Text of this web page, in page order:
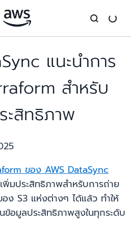
แนะนำการ
สำหรับ
ะสิทธิภาพ
ของ AWS DataSync
พิ่มประสิทธิภาพสำหรับการถ่าย
อง S3 แห่งต่างๆ ได้แล้ว ทำให้
อมูลประสิทธิภาพสูงในทุกระดับ